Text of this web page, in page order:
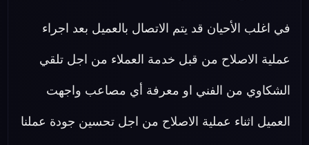
في اغلب الأحيان قد يتم الاتصال بالعميل بعد اجراء
عملية الاصلاح من قبل خدمة العملاء من اجل تلقي
الشكاوي من الفني او معرفة أي مصاعب واجهت
العميل اثناء عملية الاصلاح من اجل تحسين جودة عملنا